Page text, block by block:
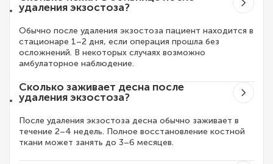
удаления экзостоза?
Обычно после удаления экзостоза пациент находится в
стационаре 1–2 дня, если операция прошла без
осложнений. В некоторых случаях возможно
амбулаторное наблюдение.
Сколько заживает десна после
удаления экзостоза?
После удаления экзостоза десна обычно заживает в
течение 2–4 недель. Полное восстановление костной
ткани может занять до 3–6 месяцев.